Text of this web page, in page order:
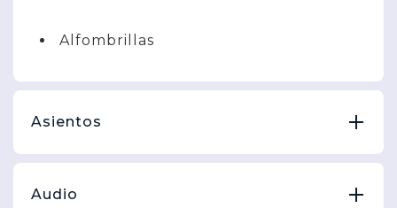
Alfombrillas
Asientos
Audio